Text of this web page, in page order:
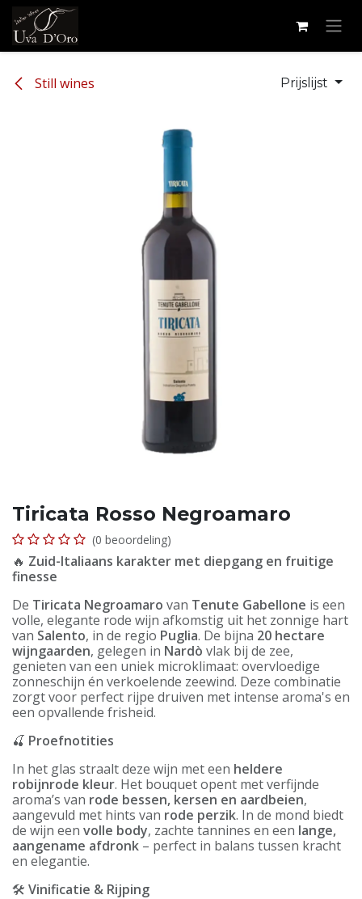
Overslaan naar inhoud
Still wines Prijslijst
Tiricata Rosso Negroamaro
(0 beoordeling)
🔥 Zuid-Italiaans karakter met diepgang en fruitige
finesse
De Tiricata Negroamaro van Tenute Gabellone is een
volle, elegante rode wijn afkomstig uit het zonnige hart
van Salento, in de regio Puglia. De bijna 20 hectare
wijngaarden, gelegen in Nardò vlak bij de zee,
genieten van een uniek microklimaat: overvloedige
zonneschijn én verkoelende zeewind. Deze combinatie
zorgt voor perfect rijpe druiven met intense aroma's en
een opvallende frisheid.
🍒 Proefnotities
In het glas straalt deze wijn met een heldere
robijnrode kleur. Het bouquet opent met verfijnde
aroma’s van rode bessen, kersen en aardbeien,
aangevuld met hints van rode perzik. In de mond biedt
de wijn een volle body, zachte tannines en een lange,
aangename afdronk – perfect in balans tussen kracht
en elegantie.
🛠️ Vinificatie & Rijping